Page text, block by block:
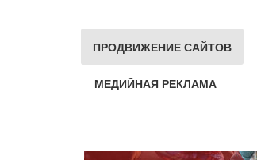
ПРОДВИЖЕНИЕ САЙТОВ
МЕДИЙНАЯ РЕКЛАМА